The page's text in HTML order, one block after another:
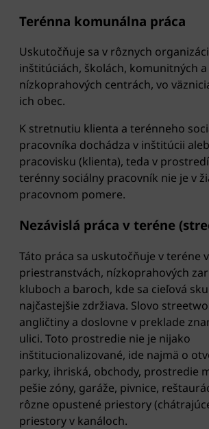
Terénna komunálna práca
Uskutočňuje sa v rôznych
inštitúciách, školách, komunitných a
nízkoprahových centrách, vo
ich obec.
K stretnutiu klienta a terénneho
pracovníka dochádza v inštitúcii
pracovisku (klienta), teda v
terénny sociálny pracovník nie je v
pracovnom pomere.
Nezávislá práca v teréne
Táto práca sa uskutočňuje v teréne
priestranstvách, nízkoprahových
kluboch a baroch, kde sa cieľová
najčastejšie zdržiava. Slovo
angličtiny a doslovne v preklade
ulici. Toto prostredie nie je nijako
inštitucionalizované, ide najmä o
parky, ihriská, obchody, prostredie
pešie zóny, garáže, pivnice,
rôzne opustené priestory
priestory v kanáloch.